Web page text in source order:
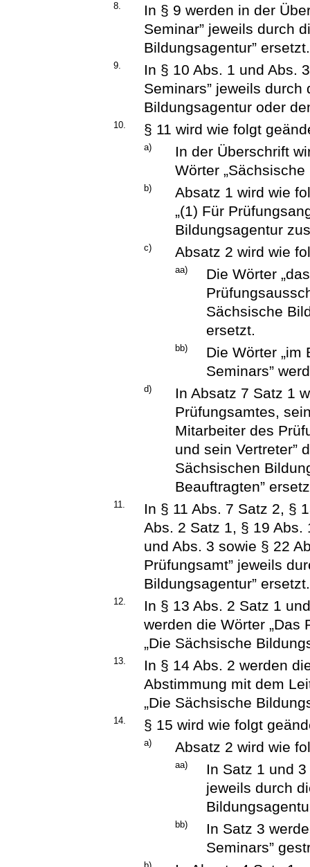
8.
In § 9 werden in der
Seminar” jeweils durch
Bildungsagentur” ersetzt.
9.
In § 10 Abs. 1 und Abs.
Seminars” jeweils durch
Bildungsagentur oder
10. § 11 wird wie folgt
a)
In der Überschrift
Wörter
b)
Absatz 1 wird wie
„(1) Für
Bildungsagentur
c) Absatz 2 wird wie
aa)
Die Wörter
Sächsische
ersetzt.
bb)
Die Wörter „im
Seminars”
d)
In Absatz 7 Satz 1
Prüfungsamtes,
Mitarbeiter des
und sein Vertreter”
Sächsischen
Beauftragten”
11.
In § 11 Abs. 7 Satz 2, §
Abs. 2 Satz 1, § 19 Abs.
und Abs. 3 sowie § 22
Prüfungsamt” jeweils
Bildungsagentur” ersetzt.
12.
In § 13 Abs. 2 Satz 1
werden die Wörter „Das
„Die Sächsische
13.
In § 14 Abs. 2 werden
Abstimmung mit dem
„Die Sächsische
14. § 15 wird wie folgt
a) Absatz 2 wird wie
aa)
In Satz 1 und
jeweils durch
bb)
In Satz 3
Seminars”